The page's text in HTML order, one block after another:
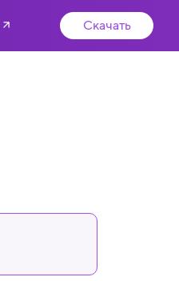
Скачать